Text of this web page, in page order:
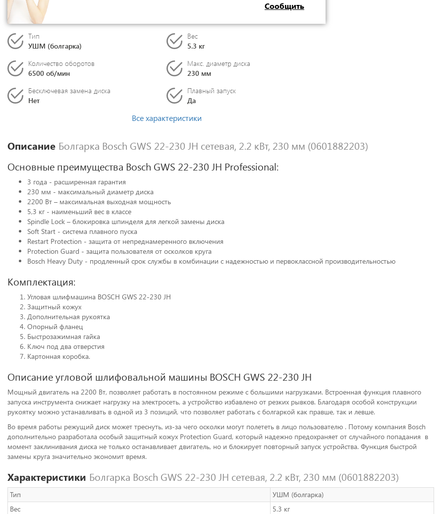
Сообщить
Тип
УШМ (болгарка)
Вес
5.3 кг
Количество оборотов
6500 об/мин
Макс. диаметр диска
230 мм
Бесключевая замена диска
Нет
Плавный запуск
Да
Все характеристики
Описание Болгарка Bosch GWS 22-230 JH сетевая, 2.2 кВт, 230 мм (0601882203)
Основные преимущества Bosch GWS 22-230 JH Professional:
3 года - расширенная гарантия
230 мм - максимальный диаметр диска
2200 Вт – максимальная выходная мощность
5,3 кг - наименьший вес в классе
Spindle Lock – блокировка шпинделя для легкой замены диска
Soft Start - система плавного пуска
Restart Protection - защита от непреднамеренного включения
Protection Guard - защита пользователя от осколков круга
Bosch Heavy Duty - продленный срок службы в комбинации с надежностью и первоклассной производительностью
Комплектация:
Угловая шлифмашина BOSCH GWS 22-230 JH
Защитный кожух
Дополнительная рукоятка
Опорный фланец
Быстрозажимная гайка
Ключ под два отверстия
Картонная коробка.
Описание угловой шлифовальной машины BOSCH GWS 22-230 JH
Мощный двигатель на 2200 Вт, позволяет работать в постоянном режиме с большими нагрузками. Встроенная функция плавного
запуска инструмента снижает нагрузку на электросеть, а устройство избавлено от резких рывков. Благодаря особой конструкции
рукоятку можно устанавливать в одной из 3 позиций, что позволяет работать с болгаркой как правше, так и левше.
Во время работы режущий диск может треснуть, из-за чего осколки могут полететь в лицо пользователю . Потому компания Bosch
дополнительно разработала особый защитный кожух Protection Guard, который надежно предохраняет от случайного попадания в
момент заклинивания диска не только останавливает двигатель, но и блокирует повторный запуск устройства. Функция быстрой
замены круга значительно экономит время.
Характеристики Болгарка Bosch GWS 22-230 JH сетевая, 2.2 кВт, 230 мм (0601882203)
Тип
УШМ (болгарка)
Вес
5.3 кг